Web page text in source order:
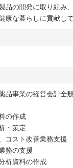
品の開発に取り組み
康な暮らしに貢献して
品事業の経営会計全
の作成
・策定
コスト改善業務支援
務の支援
析資料の作成